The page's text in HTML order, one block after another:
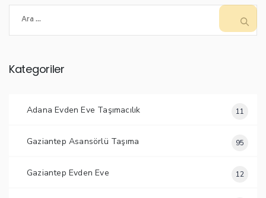
Kategoriler
Adana Evden Eve Taşımacılık 11
Gaziantep Asansörlü Taşıma 95
Gaziantep Evden Eve 12